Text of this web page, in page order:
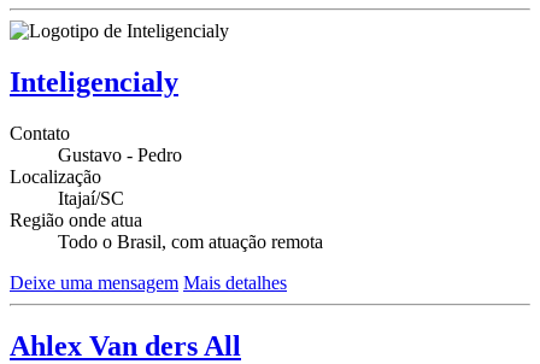
Inteligencialy
Contato
Gustavo - Pedro
Localização
Itajaí/SC
Região onde atua
Todo o Brasil, com atuação remota
Deixe uma mensagem Mais detalhes
Ahlex Van ders All